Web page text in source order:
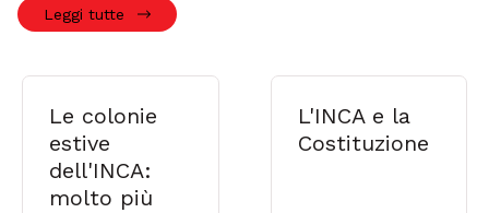
Leggi tutte
Le colonie
estive
dell'INCA:
molto più
L'INCA e la
Costituzione